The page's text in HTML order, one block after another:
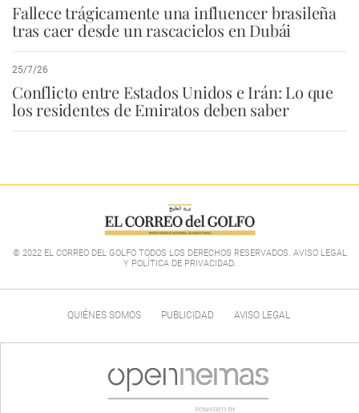
Fallece trágicamente una influencer brasileña
tras caer desde un rascacielos en Dubái
25/7/26
Conflicto entre Estados Unidos e Irán: Lo que
los residentes de Emiratos deben saber
© 2022 EL CORREO DEL GOLFO TODOS LOS DERECHOS RESERVADOS. AVISO LEGAL
Y POLÍTICA DE PRIVACIDAD.
QUIÉNES SOMOS PUBLICIDAD AVISO LEGAL